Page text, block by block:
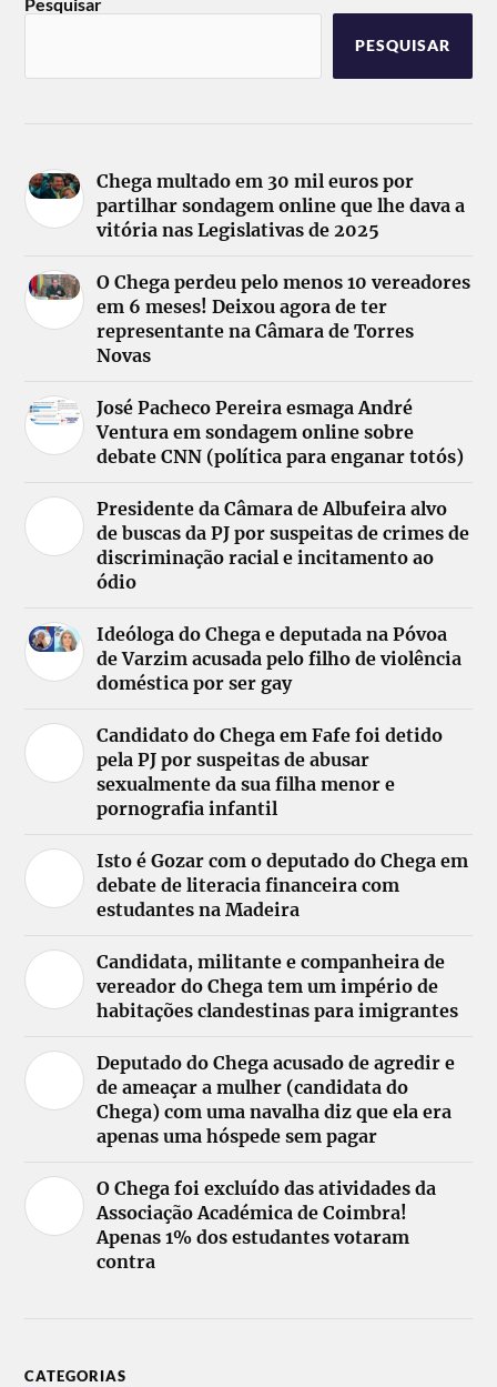
PESQUISAR
Chega multado em 30 mil euros por
partilhar sondagem online que lhe dava a
vitória nas Legislativas de 2025
O Chega perdeu pelo menos 10 vereadores
em 6 meses! Deixou agora de ter
representante na Câmara de Torres
Novas
José Pacheco Pereira esmaga André
Ventura em sondagem online sobre
debate CNN (política para enganar totós)
Presidente da Câmara de Albufeira alvo
de buscas da PJ por suspeitas de crimes de
discriminação racial e incitamento ao
ódio
Ideóloga do Chega e deputada na Póvoa
de Varzim acusada pelo filho de violência
doméstica por ser gay
Candidato do Chega em Fafe foi detido
pela PJ por suspeitas de abusar
sexualmente da sua filha menor e
pornografia infantil
Isto é Gozar com o deputado do Chega em
debate de literacia financeira com
estudantes na Madeira
Candidata, militante e companheira de
vereador do Chega tem um império de
habitações clandestinas para imigrantes
Deputado do Chega acusado de agredir e
de ameaçar a mulher (candidata do
Chega) com uma navalha diz que ela era
apenas uma hóspede sem pagar
O Chega foi excluído das atividades da
Associação Académica de Coimbra!
Apenas 1% dos estudantes votaram
contra
CATEGORIAS